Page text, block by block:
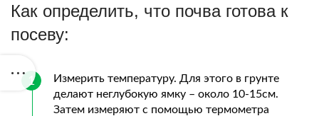
Как определить, что почва готова к
посеву:
Измерить температуру. Для этого в грунте
делают неглубокую ямку – около 10-15см.
Затем измеряют с помощью термометра